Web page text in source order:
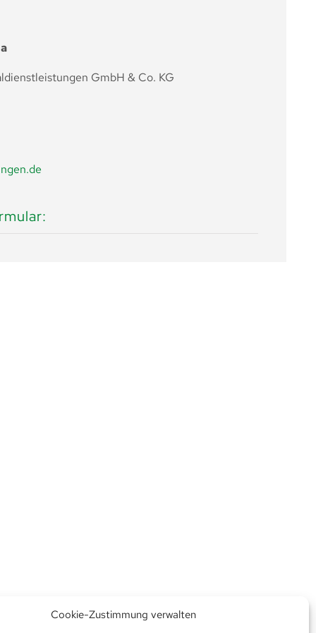
Cookie-Zustimmung verwalten
GmbH & Co. KG